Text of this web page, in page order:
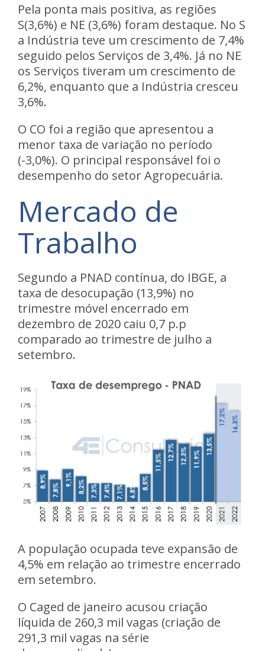
Pela ponta mais positiva, as regiões
S(3,6%) e NE (3,6%) foram destaque. No S
a Indústria teve um crescimento de 7,4%
seguido pelos Serviços de 3,4%. Já no NE
os Serviços tiveram um crescimento de
6,2%, enquanto que a Indústria cresceu
3,6%.
O CO foi a região que apresentou a
menor taxa de variação no período
(-3,0%). O principal responsável foi o
desempenho do setor Agropecuária.
Mercado de
Trabalho
Segundo a PNAD contínua, do IBGE, a
taxa de desocupação (13,9%) no
trimestre móvel encerrado em
dezembro de 2020 caiu 0,7 p.p
comparado ao trimestre de julho a
setembro.
A população ocupada teve expansão de
4,5% em relação ao trimestre encerrado
em setembro.
O Caged de janeiro acusou criação
líquida de 260,3 mil vagas (criação de
291,3 mil vagas na série